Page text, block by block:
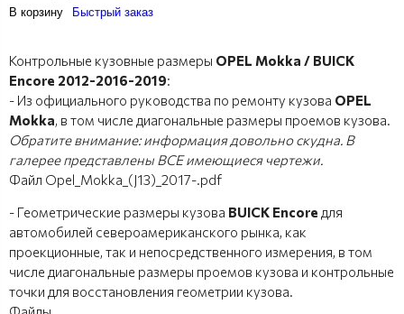
В корзину Быстрый заказ
Контрольные кузовные размеры OPEL Mokka / BUICK
Encore 2012-2016-2019:
- Из официального руководства по ремонту кузова OPEL
Mokka, в том числе диагональные размеры проемов кузова.
Обратите внимание: информация довольно скудна. В
галерее представлены ВСЕ имеющиеся чертежи.
Файл Opel_Mokka_(J13)_2017-.pdf
- Геометрические размеры кузова BUICK Encore для
автомобилей североамериканского рынка, как
проекционные, так и непосредственного измерения, в том
числе диагональные размеры проемов кузова и контрольные
точки для восстановления геометрии кузова.